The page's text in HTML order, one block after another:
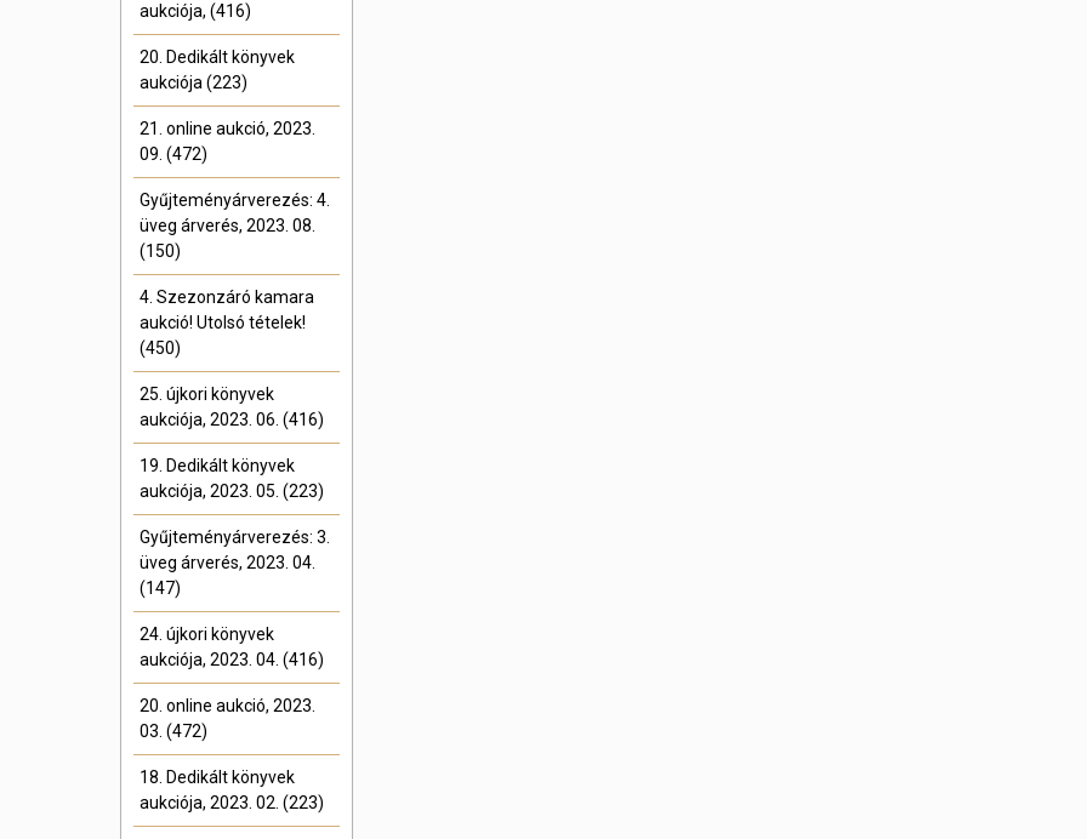
aukciója, (416)
20. Dedikált könyvek
aukciója (223)
21. online aukció, 2023.
09. (472)
Gyűjteményárverezés: 4.
üveg árverés, 2023. 08.
(150)
4. Szezonzáró kamara
aukció! Utolsó tételek!
(450)
25. újkori könyvek
aukciója, 2023. 06. (416)
19. Dedikált könyvek
aukciója, 2023. 05. (223)
Gyűjteményárverezés: 3.
üveg árverés, 2023. 04.
(147)
24. újkori könyvek
aukciója, 2023. 04. (416)
20. online aukció, 2023.
03. (472)
18. Dedikált könyvek
aukciója, 2023. 02. (223)